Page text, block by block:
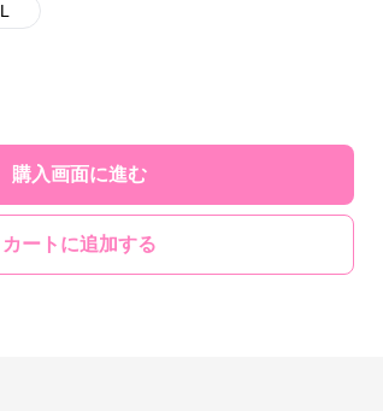
L
購入画面に進む
カートに追加する